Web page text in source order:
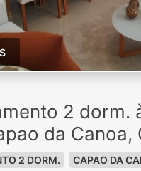
2 dorm.
da Canoa,
2 DORM. CAPAO DA